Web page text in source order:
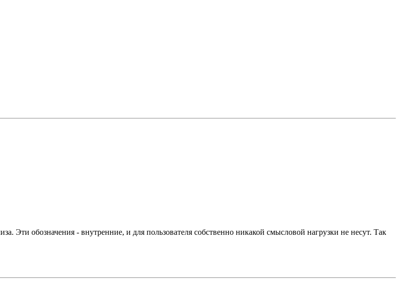
Эти обозначения - внутренние, и для пользователя собственно никакой смысловой нагрузки не несут. Так